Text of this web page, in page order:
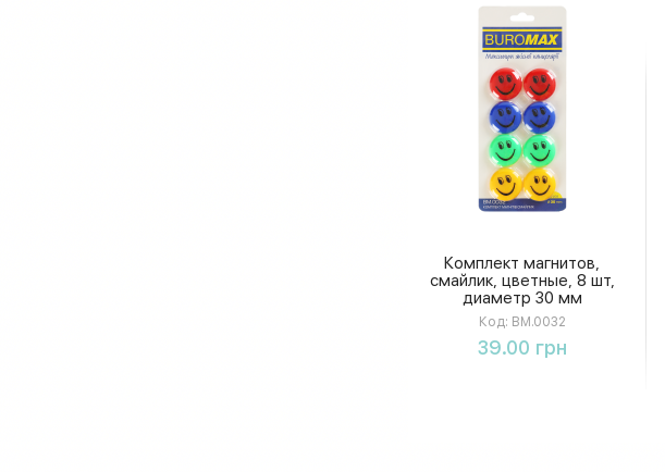
Комплект магнитов,
смайлик, цветные, 8 шт,
диаметр 30 мм
Код: BM.0032
39.00 грн
Купить